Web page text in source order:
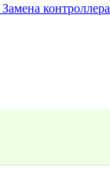
Замена